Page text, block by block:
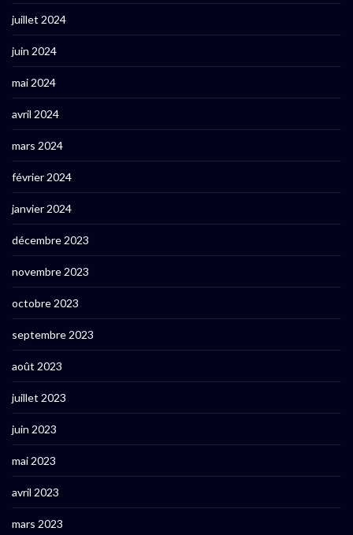
juillet 2024
juin 2024
mai 2024
avril 2024
mars 2024
février 2024
janvier 2024
décembre 2023
novembre 2023
octobre 2023
septembre 2023
août 2023
juillet 2023
juin 2023
mai 2023
avril 2023
mars 2023